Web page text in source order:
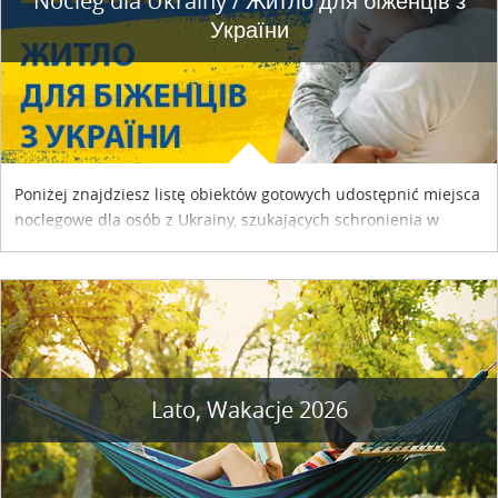
України
Poniżej znajdziesz listę obiektów gotowych udostępnić miejsca
noclegowe dla osób z Ukrainy, szukających schronienia w
Lato, Wakacje 2026